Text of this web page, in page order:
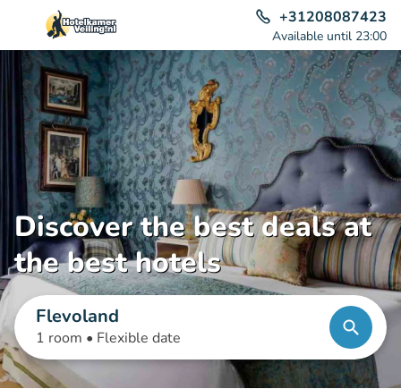
+31208087423
Available until 23:00
Discover the best deals at
the best hotels
Flevoland
1 room • Flexible date